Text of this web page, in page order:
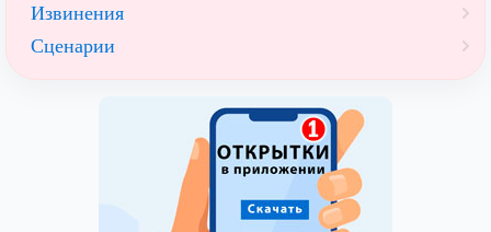
Извинения
Сценарии